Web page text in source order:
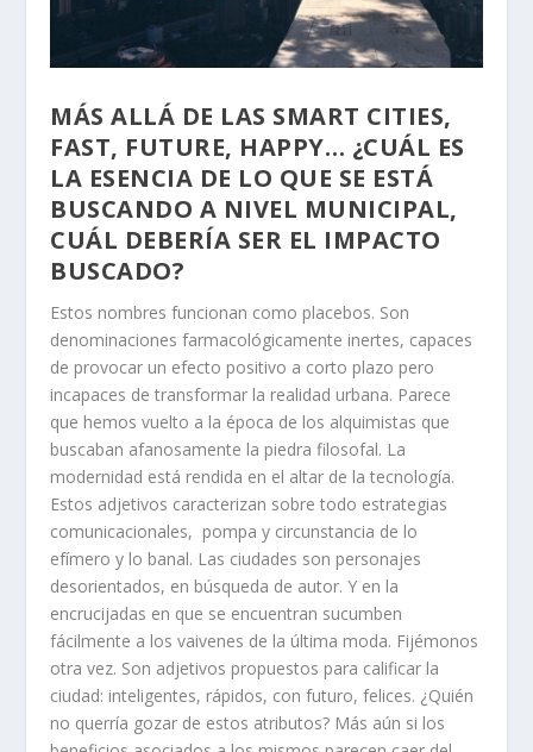
MÁS ALLÁ DE LAS SMART CITIES,
FAST, FUTURE, HAPPY… ¿CUÁL ES
LA ESENCIA DE LO QUE SE ESTÁ
BUSCANDO A NIVEL MUNICIPAL,
CUÁL DEBERÍA SER EL IMPACTO
BUSCADO?
Estos nombres funcionan como placebos. Son
denominaciones farmacológicamente inertes, capaces
de provocar un efecto positivo a corto plazo pero
incapaces de transformar la realidad urbana. Parece
que hemos vuelto a la época de los alquimistas que
buscaban afanosamente la piedra filosofal. La
modernidad está rendida en el altar de la tecnología.
Estos adjetivos caracterizan sobre todo estrategias
comunicacionales, pompa y circunstancia de lo
efímero y lo banal. Las ciudades son personajes
desorientados, en búsqueda de autor. Y en la
encrucijadas en que se encuentran sucumben
fácilmente a los vaivenes de la última moda. Fijémonos
otra vez. Son adjetivos propuestos para calificar la
ciudad: inteligentes, rápidos, con futuro, felices. ¿Quién
no querría gozar de estos atributos? Más aún si los